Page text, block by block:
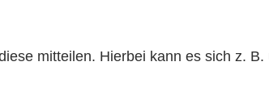
mitteilen. Hierbei kann es sich z.